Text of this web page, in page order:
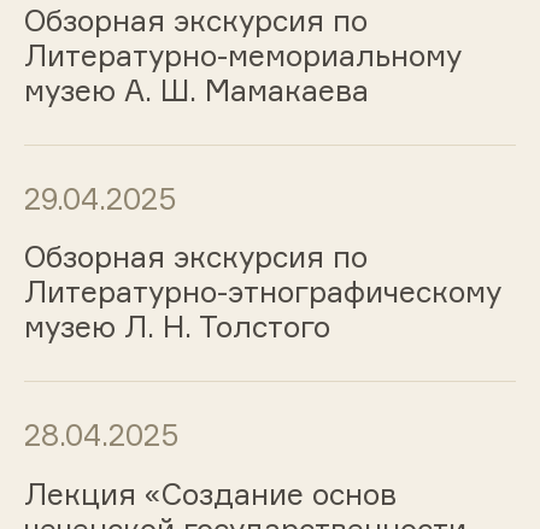
Обзорная экскурсия по
Литературно-мемориальному
музею А. Ш. Мамакаева
29.04.2025
Обзорная экскурсия по
Литературно-этнографическому
музею Л. Н. Толстого
28.04.2025
Лекция «Создание основ